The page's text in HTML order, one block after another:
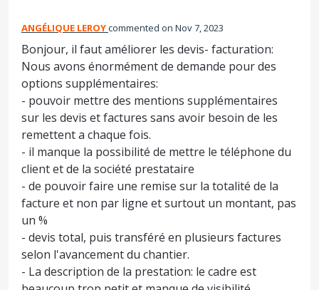
ANGÉLIQUE LEROYcommented Nov 7, 2023
Bonjour, il faut améliorer les devis- facturation:
Nous avons énormément de demande pour des
options supplémentaires:
- pouvoir mettre des mentions supplémentaires
sur les devis et factures sans avoir besoin de les
remettent a chaque fois.
- il manque la possibilité de mettre le téléphone du
client et de la société prestataire
- de pouvoir faire une remise sur la totalité de la
facture et non par ligne et surtout un montant, pas
un %
- devis total, puis transféré en plusieurs factures
selon l'avancement du chantier.
- La description de la prestation: le cadre est